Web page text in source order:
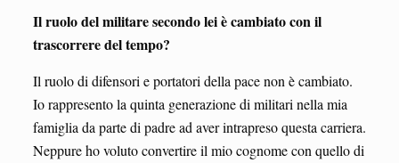
Il ruolo del militare secondo lei è cambiato con il
trascorrere del tempo?
Il ruolo di difensori e portatori della pace non è cambiato.
Io rappresento la quinta generazione di militari nella mia
famiglia da parte di padre ad aver intrapreso questa carriera.
Neppure ho voluto convertire il mio cognome con quello di